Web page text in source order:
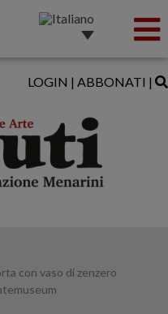
LOGIN | ABBONATI |
con vaso di zenzero